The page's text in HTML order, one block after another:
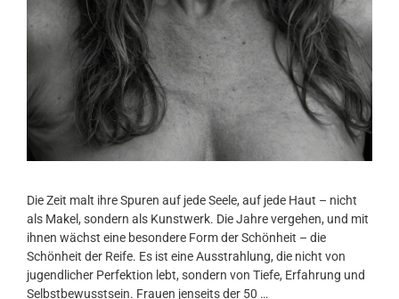
Die Zeit malt ihre Spuren auf jede Seele, auf jede Haut – nicht
als Makel, sondern als Kunstwerk. Die Jahre vergehen, und mit
ihnen wächst eine besondere Form der Schönheit – die
Schönheit der Reife. Es ist eine Ausstrahlung, die nicht von
jugendlicher Perfektion lebt, sondern von Tiefe, Erfahrung und
Selbstbewusstsein. Frauen jenseits der 50 …